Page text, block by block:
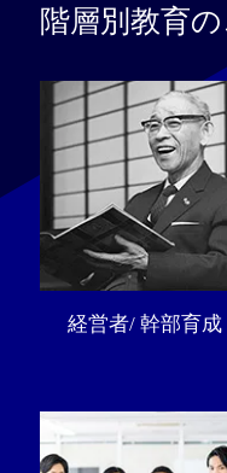
階層別教育
経営者/ 幹部育成